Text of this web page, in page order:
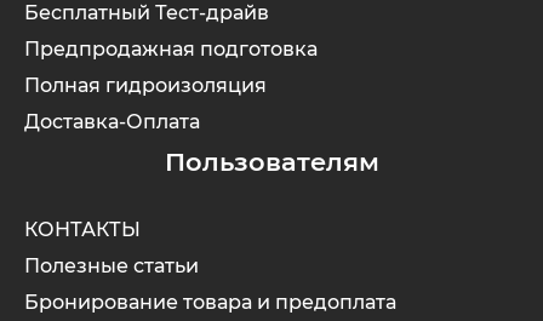
Бесплатный Тест-драйв
Предпродажная подготовка
Полная гидроизоляция
Доставка-Оплата
Пользователям
КОНТАКТЫ
Полезные статьи
Бронирование товара и предоплата